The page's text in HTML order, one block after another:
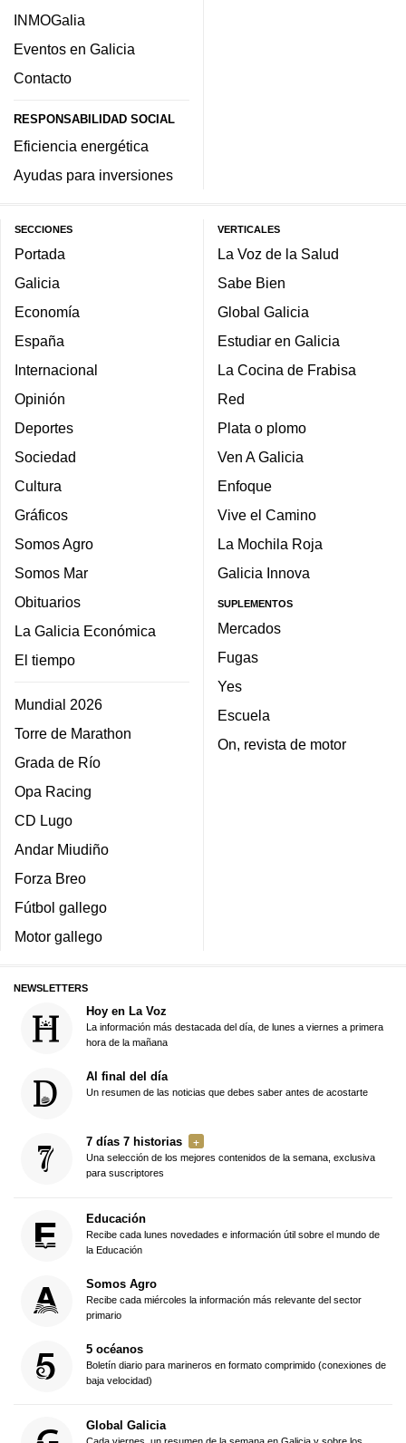
INMOGalia
Eventos en Galicia
Contacto
RESPONSABILIDAD SOCIAL
Eficiencia energética
Ayudas para inversiones
SECCIONES
Portada
Galicia
Economía
España
Internacional
Opinión
Deportes
Sociedad
Cultura
Gráficos
Somos Agro
Somos Mar
Obituarios
La Galicia Económica
El tiempo
Mundial 2026
Torre de Marathon
Grada de Río
Opa Racing
CD Lugo
Andar Miudiño
Forza Breo
Fútbol gallego
Motor gallego
VERTICALES
La Voz de la Salud
Sabe Bien
Global Galicia
Estudiar en Galicia
La Cocina de Frabisa
Red
Plata o plomo
Ven A Galicia
Enfoque
Vive el Camino
La Mochila Roja
Galicia Innova
SUPLEMENTOS
Mercados
Fugas
Yes
Escuela
On, revista de motor
NEWSLETTERS
Hoy en La Voz
La información más destacada del día, de lunes a viernes a primera
hora de la mañana
Al final del día
Un resumen de las noticias que debes saber antes de acostarte
7 días 7 historias
Una selección de los mejores contenidos de la semana, exclusiva
para suscriptores
Educación
Recibe cada lunes novedades e información útil sobre el mundo de
la Educación
Somos Agro
Recibe cada miércoles la información más relevante del sector
primario
5 océanos
Boletín diario para marineros en formato comprimido (conexiones de
baja velocidad)
Global Galicia